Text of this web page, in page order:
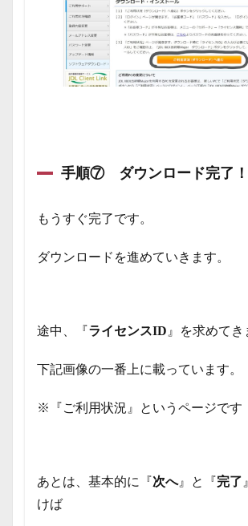
手順⑦ ダウンロード完了！
もうすぐ完了です。
ダウンロードを進めていきます。
途中、『ライセンスID 』を求めてき
下記画像の一番上に載っています。
※『ご利用状況』というページです
あとは、基本的に『次へ』と『完了
けば